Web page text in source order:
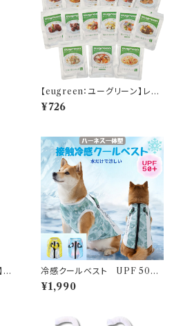
【eugreen：ユーグリーン】レト
ルトお惣菜 全15種(取寄)
（単品売り）
¥726
ハ
冷感クールベスト UPF 50+
Dカンハーネス付き 接触冷
感 犬服 猫服 ひんやり ⭐
¥1,990